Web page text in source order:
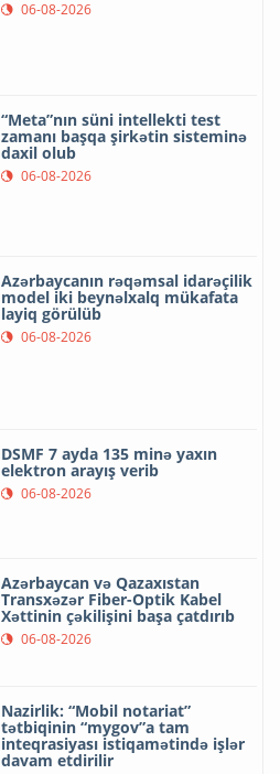
06-08-2026
“Meta”nın süni intellekti test
zamanı başqa şirkətin sisteminə
daxil olub
06-08-2026
Azərbaycanın rəqəmsal idarəçilik
model iki beynəlxalq mükafata
layiq görülüb
06-08-2026
DSMF 7 ayda 135 minə yaxın
elektron arayış verib
06-08-2026
Azərbaycan və Qazaxıstan
Transxəzər Fiber-Optik Kabel
Xəttinin çəkilişini başa çatdırıb
06-08-2026
Nazirlik: “Mobil notariat”
tətbiqinin “mygov”a tam
inteqrasiyası istiqamətində işlər
davam etdirilir